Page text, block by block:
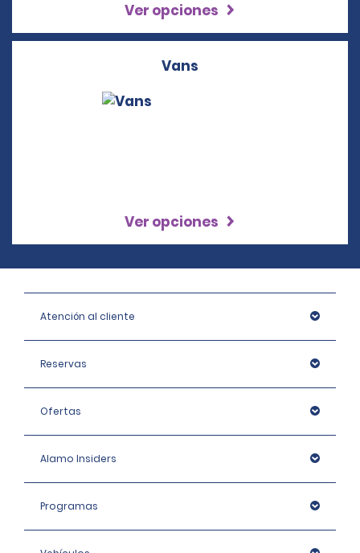
Ver opciones
Vans
Ver opciones
Atención al cliente
Reservas
Ofertas
Alamo Insiders
Programas